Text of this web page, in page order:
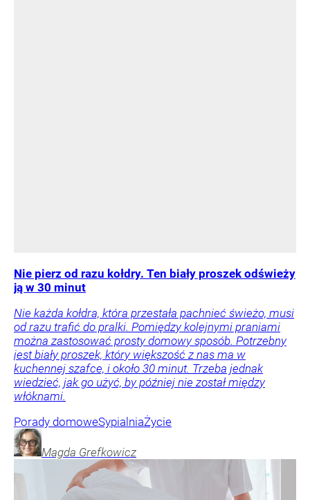
Nie pierz od razu kołdry. Ten biały proszek odświeży
ją w 30 minut
Nie każda kołdra, która przestała pachnieć świeżo, musi
od razu trafić do pralki. Pomiędzy kolejnymi praniami
można zastosować prosty domowy sposób. Potrzebny
jest biały proszek, który większość z nas ma w
kuchennej szafce, i około 30 minut. Trzeba jednak
wiedzieć, jak go użyć, by później nie został między
włóknami.
Porady domoweSypialniaŻycie
Magda Grefkowicz